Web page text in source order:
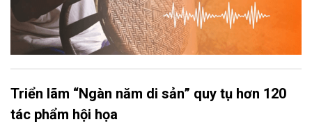
Triển lãm “Ngàn năm di sản” quy tụ hơn 120
tác phẩm hội họa